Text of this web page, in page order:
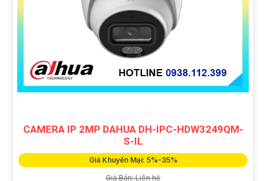
CAMERA IP 2MP DAHUA DH-IPC-HDW3249QM-
S-IL
Giá Khuyến Mại: 5%-35%
Giá Bán: Liên hệ